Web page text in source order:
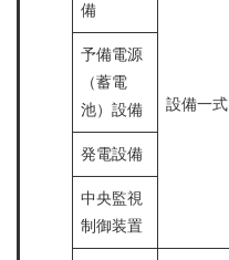
備
設備一式
予備電源
（蓄電
池）設備
発電設備
中央監視
制御装置